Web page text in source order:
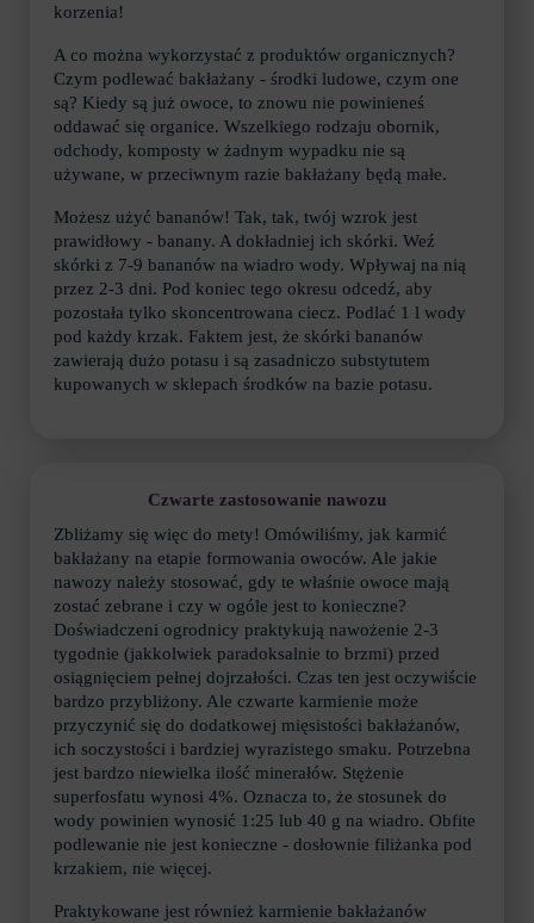
korzenia!
A co można wykorzystać z produktów organicznych?
Czym podlewać bakłażany - środki ludowe, czym one
są? Kiedy są już owoce, to znowu nie powinieneś
oddawać się organice. Wszelkiego rodzaju obornik,
odchody, komposty w żadnym wypadku nie są
używane, w przeciwnym razie bakłażany będą małe.
Możesz użyć bananów! Tak, tak, twój wzrok jest
prawidłowy - banany. A dokładniej ich skórki. Weź
skórki z 7-9 bananów na wiadro wody. Wpływaj na nią
przez 2-3 dni. Pod koniec tego okresu odcedź, aby
pozostała tylko skoncentrowana ciecz. Podlać 1 l wody
pod każdy krzak. Faktem jest, że skórki bananów
zawierają dużo potasu i są zasadniczo substytutem
kupowanych w sklepach środków na bazie potasu.
Czwarte zastosowanie nawozu
Zbliżamy się więc do mety! Omówiliśmy, jak karmić
bakłażany na etapie formowania owoców. Ale jakie
nawozy należy stosować, gdy te właśnie owoce mają
zostać zebrane i czy w ogóle jest to konieczne?
Doświadczeni ogrodnicy praktykują nawożenie 2-3
tygodnie (jakkolwiek paradoksalnie to brzmi) przed
osiągnięciem pełnej dojrzałości. Czas ten jest oczywiście
bardzo przybliżony. Ale czwarte karmienie może
przyczynić się do dodatkowej mięsistości bakłażanów,
ich soczystości i bardziej wyrazistego smaku. Potrzebna
jest bardzo niewielka ilość minerałów. Stężenie
superfosfatu wynosi 4%. Oznacza to, że stosunek do
wody powinien wynosić 1:25 lub 40 g na wiadro. Obfite
podlewanie nie jest konieczne - dosłownie filiżanka pod
krzakiem, nie więcej.
Praktykowane jest również karmienie bakłażanów